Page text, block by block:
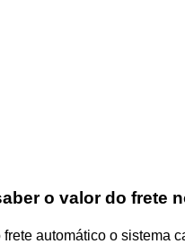
o valor do frete
frete automático o sistema